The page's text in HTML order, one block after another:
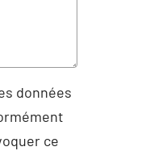
données
ce